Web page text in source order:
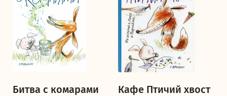
Битва с комарами Кафе Птичий хвост